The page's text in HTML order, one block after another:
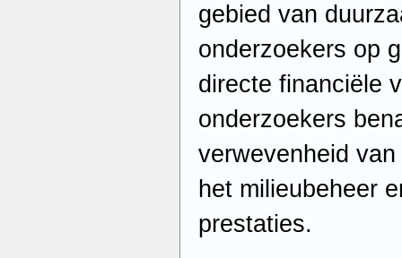
gebied van
onderzoekers op
directe financiële
onderzoekers
verwevenheid
het milieubeheer
prestaties.